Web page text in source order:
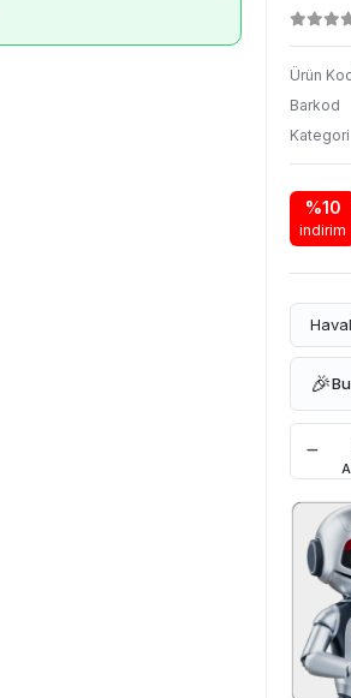
Ürün
Barkod
Kategori
%10
indirim
🎉